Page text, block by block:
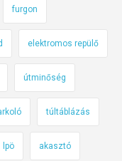
furgon
elektromos repülő
útminőség
túltáblázás
lpö akasztó